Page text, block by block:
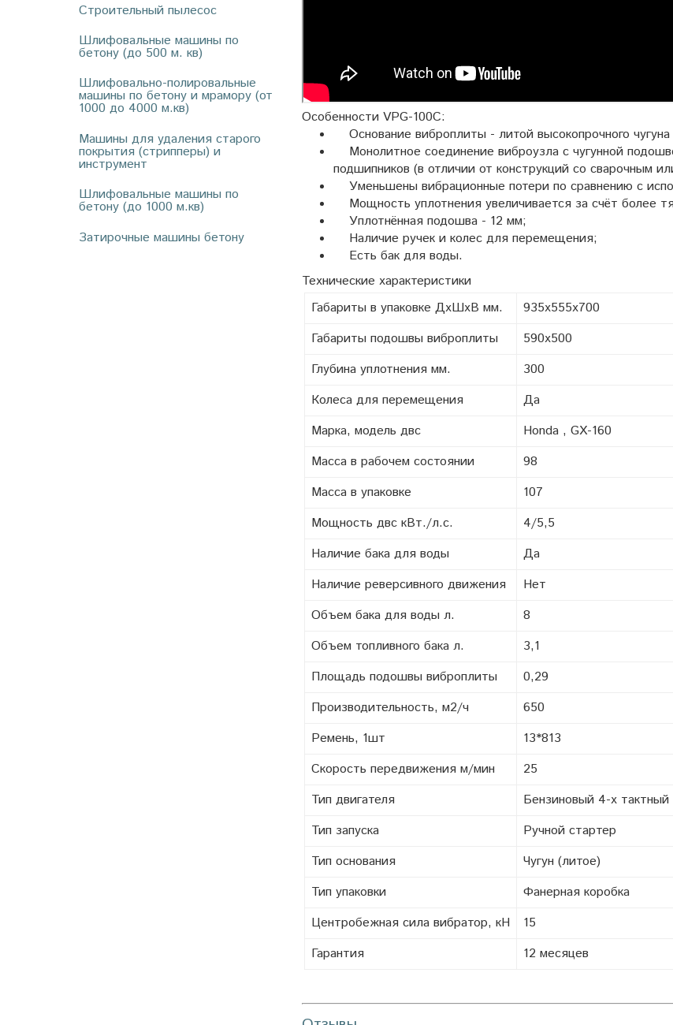
Особенности VPG-100C:
Основание виброплиты - литой высокопрочного
Монолитное соединение виброузла c чугунной
подшипников (в отличии от конструкций со сварочным
Уменьшены вибрационные потери по сравнению с
Мощность уплотнения увеличивается за счёт более
Уплотнённая подошва - 12 мм;
Наличие ручек и колес для перемещения;
Есть бак для воды.
Технические характеристики
Габариты в упаковке ДхШхВ мм.
935х555х700
Габариты подошвы виброплиты
590х500
Глубина уплотнения мм.
300
Колеса для перемещения
Да
Марка, модель двс
Honda , GX-160
Масса в рабочем состоянии
98
Масса в упаковке
107
Мощность двс кВт./л.с.
4/5,5
Наличие бака для воды
Да
Наличие реверсивного движения
Нет
Объем бака для воды л.
8
Объем топливного бака л.
3,1
Площадь подошвы виброплиты
0,29
Производительность, м2/ч
650
Ремень, 1шт
13*813
Скорость передвижения м/мин
25
Тип двигателя
Бензиновый 4-х тактный
Тип запуска
Ручной стартер
Тип основания
Чугун (литое)
Тип упаковки
Фанерная коробка
Центробежная сила вибратор, кН
15
Гарантия
12 месяцев
Строительный пылесос
Шлифовальные машины по
бетону (до 500 м. кв)
Шлифовально-полировальные
машины по бетону и мрамору (от
1000 до 4000 м.кв)
Машины для удаления старого
покрытия (стрипперы) и
инструмент
Шлифовальные машины по
бетону (до 1000 м.кв)
Затирочные машины бетону